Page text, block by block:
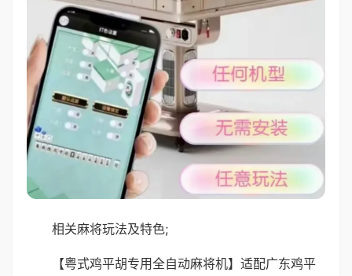
相关麻将玩法及特色;
【粤式鸡平胡专用全自动麻将机】适配广东鸡平